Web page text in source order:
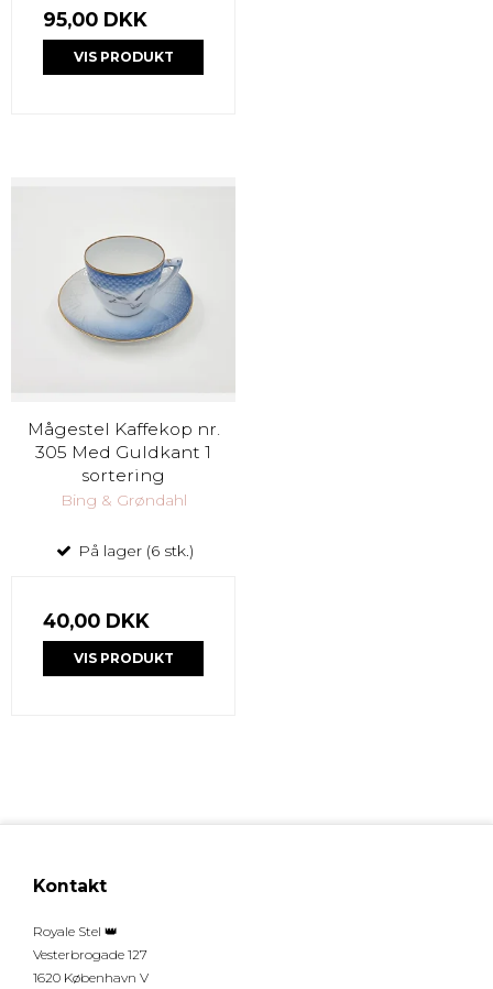
95,00 DKK
VIS PRODUKT
Mågestel Kaffekop nr.
305 Med Guldkant 1
sortering
Bing & Grøndahl
På lager (6 stk.)
40,00 DKK
VIS PRODUKT
Kontakt
Royale Stel 👑
Vesterbrogade 127
1620 København V